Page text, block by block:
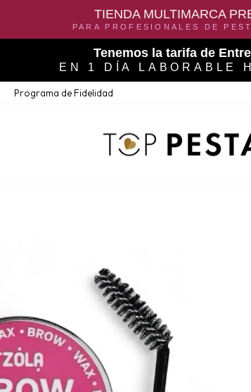
TIENDA MULTIMARCA
PARA PROFESIONALES DE
Tenemos la tarifa de
EN 1 DÍA LABORABLE
Programa de Fidelidad